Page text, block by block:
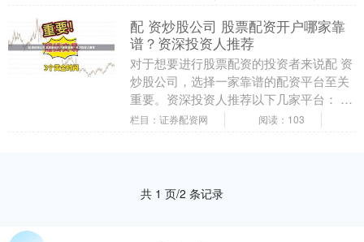
配 资炒股公司 股票配资开户哪家靠
谱？资深投资人推荐
对于想要进行股票配资的投资者来说配 资
炒股公司，选择一家靠谱的配资平台至关
重要。资深投资人推荐以下几家平台： 与
上海股票配资公司合作，投资者可以享受
栏目：证券配资网 阅读：103
共 1 页/2 条记录